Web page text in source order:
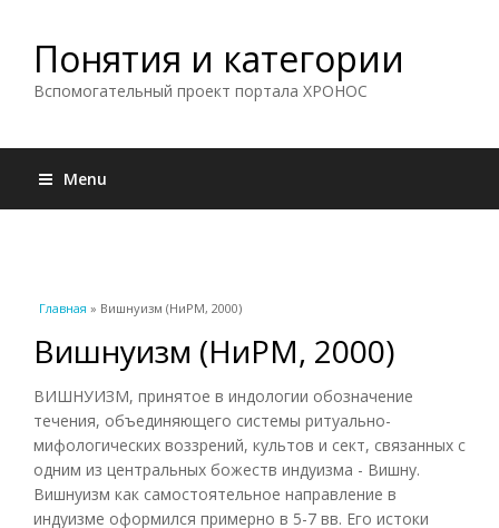
Понятия и категории
Вспомогательный проект портала ХРОНОС
Menu
Вы здесь
Главная » Вишнуизм (НиРМ, 2000)
Вишнуизм (НиРМ, 2000)
ВИШНУИЗМ, принятое в индологии обозначение
течения, объединяющего системы ритуально-
мифологических воззрений, культов и сект, связанных с
одним из центральных божеств индуизма - Вишну.
Вишнуизм как самостоятельное направление в
индуизме оформился примерно в 5-7 вв. Его истоки